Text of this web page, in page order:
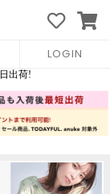
LOGIN